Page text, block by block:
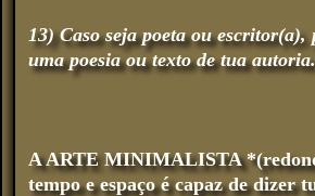
13) Caso seja poeta ou
uma poesia ou texto de tua autoria.
A ARTE MINIMALISTA
tempo e espaço é capaz de dizer